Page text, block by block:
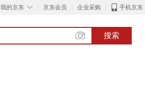
◇
我的京东 京东会员 企业采购 手机京东
搜索